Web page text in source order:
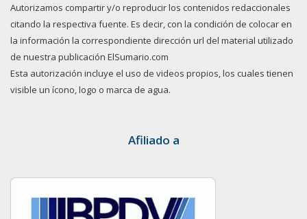
Autorizamos compartir y/o reproducir los contenidos redaccionales
citando la respectiva fuente. Es decir, con la condición de colocar en
la información la correspondiente dirección url del material utilizado
de nuestra publicación ElSumario.com
Esta autorización incluye el uso de videos propios, los cuales tienen
visible un ícono, logo o marca de agua.
Afiliado a